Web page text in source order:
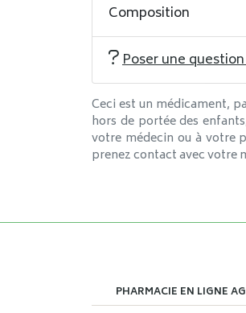
Composition
Poser une
Ceci est un médicament,
hors de portée des
votre médecin ou à votre
prenez contact avec votre
PHARMACIE EN LIGNE